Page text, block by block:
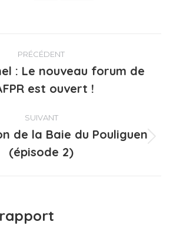
PRÉCÉDENT
précédent
: Le nouveau forum de
est ouvert !
SUIVANT
suivant
de la Baie du Pouliguen
(épisode 2)